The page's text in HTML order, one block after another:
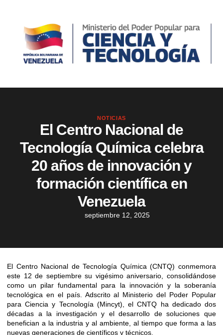
NOTICIAS
El Centro Nacional de
Tecnología Química celebra
20 años de innovación y
formación científica en
Venezuela
septiembre 12, 2025
El Centro Nacional de Tecnología Química (CNTQ) conmemora
este 12 de septiembre su vigésimo aniversario, consolidándose
como un pilar fundamental para la innovación y la soberanía
tecnológica en el país. Adscrito al Ministerio del Poder Popular
para Ciencia y Tecnología (Mincyt), el CNTQ ha dedicado dos
décadas a la investigación y el desarrollo de soluciones que
benefician a la industria y al ambiente, al tiempo que forma a las
nuevas generaciones de científicos y técnicos.